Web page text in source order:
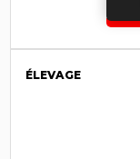
ÉLEVAGE